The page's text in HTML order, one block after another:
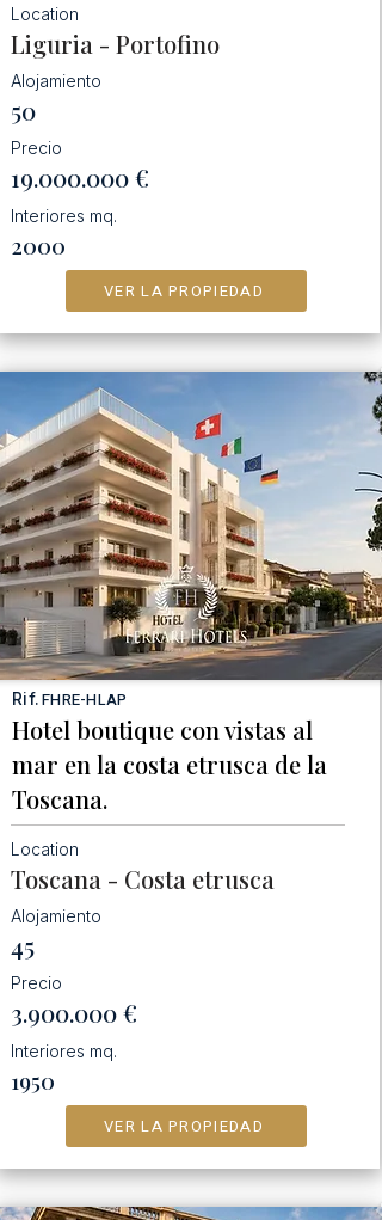
Location
Liguria - Portofino
Alojamiento
50
Precio
19.000.000€
Interiores mq.
2000
VER LA PROPIEDAD
Rif.FHRE-HLAP
Hotel boutique con vistas al
mar en la costa etrusca de la
Toscana.
Location
Toscana - Costa etrusca
Alojamiento
45
Precio
3.900.000€
Interiores mq.
1950
VER LA PROPIEDAD